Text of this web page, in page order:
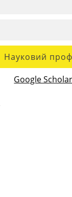
Науковий
Google Scholar